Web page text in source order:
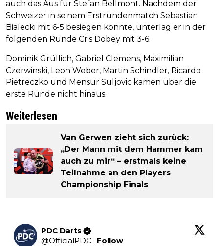
auch das Aus für Stefan Bellmont. Nachdem der
Schweizer in seinem Erstrundenmatch Sebastian
Bialecki mit 6-5 besiegen konnte, unterlag er in der
folgenden Runde Cris Dobey mit 3-6.
Dominik Grüllich, Gabriel Clemens, Maximilian
Czerwinski, Leon Weber, Martin Schindler, Ricardo
Pietreczko und Mensur Suljovic kamen über die
erste Runde nicht hinaus.
Weiterlesen
Van Gerwen zieht sich zurück:
„Der Mann mit dem Hammer kam
auch zu mir“ – erstmals keine
Teilnahme an den Players
Championship Finals
PDC Darts
@OfficialPDC · Follow